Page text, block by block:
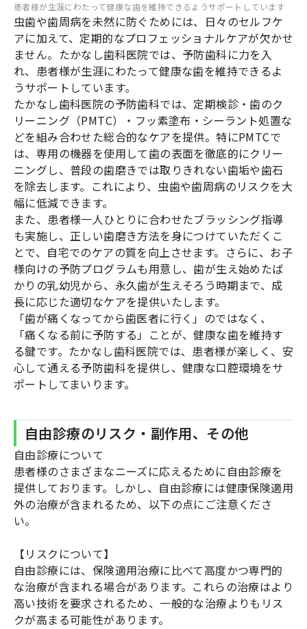
患者様が生涯にわたって健康な歯を維持できるようサポートしています
虫歯や歯周病を未然に防ぐためには、日々のセルフケ
アに加えて、定期的なプロフェッショナルケアが欠かせ
ません。たかなし歯科医院では、予防歯科に力を入
れ、患者様が生涯にわたって健康な歯を維持できるよ
うサポートしています。
たかなし歯科医院の予防歯科では、定期検診・歯のク
リーニング（PMTC）・フッ素塗布・シーラント処置な
どを組み合わせた総合的なケアを提供。特にPMTCで
は、専用の機器を使用して歯の表面を徹底的にクリー
ニングし、普段の歯磨きでは取りきれない歯垢や歯石
を除去します。これにより、虫歯や歯周病のリスクを大
幅に低減できます。
また、患者様一人ひとりに合わせたブラッシング指導
も実施し、正しい歯磨き方法を身につけていただくこ
とで、自宅でのケアの質を向上させます。さらに、お子
様向けの予防プログラムも用意し、歯が生え始めたば
かりの乳幼児から、永久歯が生えそろう時期まで、成
長に応じた適切なケアを提供いたします。
「歯が痛くなってから歯医者に行く」のではなく、
「痛くなる前に予防する」ことが、健康な歯を維持す
る鍵です。たかなし歯科医院では、患者様が楽しく、安
心して通える予防歯科を提供し、健康な口腔環境をサ
ポートしてまいります。
自由診療のリスク・副作用、その他
自由診療について
患者様のさまざまなニーズに応えるために自由診療を
提供しております。しかし、自由診療には健康保険適用
外の治療が含まれるため、以下の点にご注意くださ
い。
【リスクについて】
自由診療には、保険適用治療に比べて高度かつ専門的
な治療が含まれる場合があります。これらの治療はより
高い技術を要求されるため、一般的な治療よりもリス
クが高まる可能性があります。